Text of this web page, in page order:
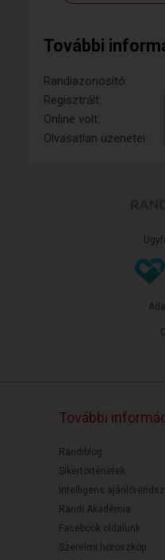
További
Randiazonosító:
Regisztrált:
Online volt:
Olvasatlan üzenetei:
További
Randiblog
Sikertörténetek
Intelligens
Randi Akadémia
Facebook oldalunk
Szerelmi horoszkóp